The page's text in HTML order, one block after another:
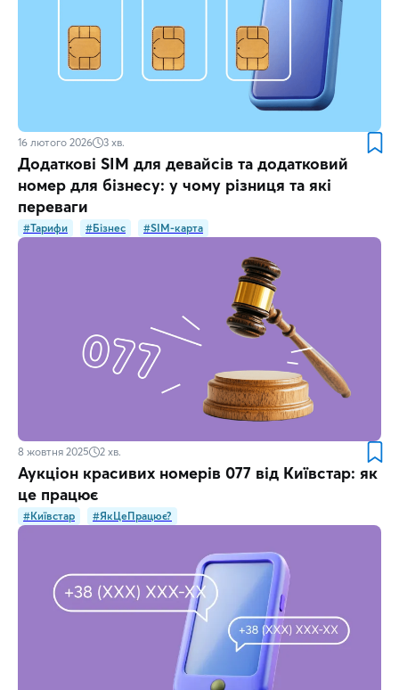
16 лютого 2026 3 хв.
Додаткові SIM для девайсів та додатковий
номер для бізнесу: у чому різниця та які
переваги
#Тарифи #Бізнес #SIM-карта
8 жовтня 2025 2 хв.
Аукціон красивих номерів 077 від Київстар: як
це працює
#Київстар #ЯкЦеПрацює?